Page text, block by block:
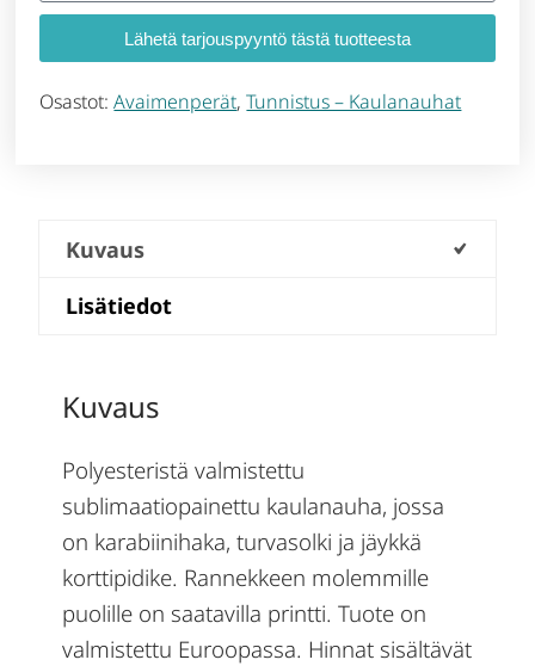
Lähetä tarjouspyyntö tästä tuotteesta
Osastot:Avaimenperät,Tunnistus – Kaulanauhat
Kuvaus
Lisätiedot
Kuvaus
Polyesteristä valmistettu
sublimaatiopainettu kaulanauha, jossa
on karabiinihaka, turvasolki ja jäykkä
korttipidike. Rannekkeen molemmille
puolille on saatavilla printti. Tuote on
valmistettu Euroopassa. Hinnat sisältävät